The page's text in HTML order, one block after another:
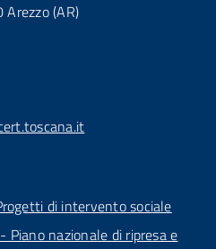
(AR)
di intervento sociale
Piano nazionale di ripresa e